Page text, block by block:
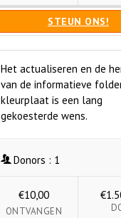
STEUN ONS!
Het actualiseren en de
van de informatieve
kleurplaat is een lang
gekoesterde wens.
Donors : 1
€10,00
ONTVANGEN